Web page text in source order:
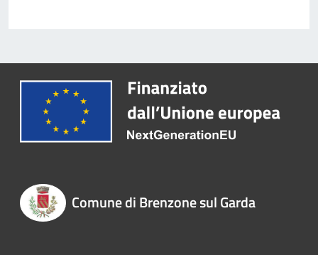
Comune di Brenzone sul Garda